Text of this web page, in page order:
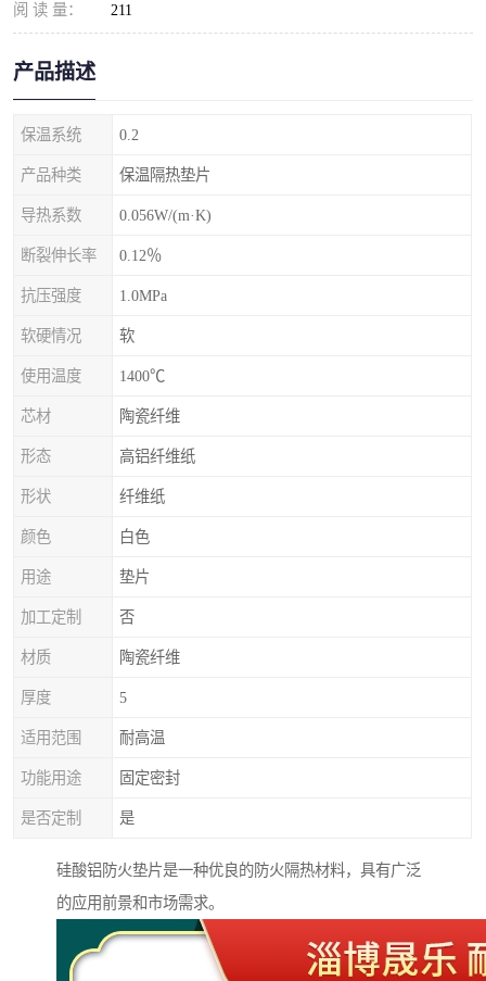
阅 读 量： 211
产品描述
保温系统 0.2
产品种类 保温隔热垫片
导热系数 0.056W/(m·K)
断裂伸长率 0.12％
抗压强度 1.0MPa
软硬情况 软
使用温度 1400℃
芯材 陶瓷纤维
形态 高铝纤维纸
形状 纤维纸
颜色 白色
用途 垫片
加工定制 否
材质 陶瓷纤维
厚度 5
适用范围 耐高温
功能用途 固定密封
是否定制 是
硅酸铝防火垫片是一种优良的防火隔热材料，具有广泛
的应用前景和市场需求。